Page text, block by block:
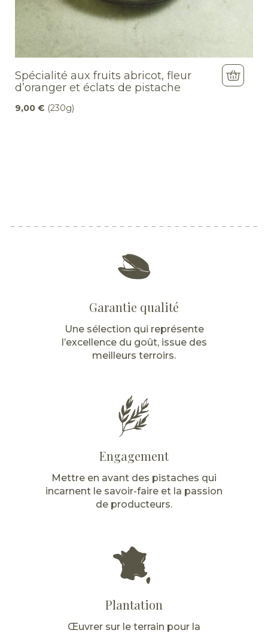
Spécialité aux fruits abricot, fleur
d’oranger et éclats de pistache
9,00 € (230g)
Garantie qualité
Une sélection qui représente
l’excellence du goût, issue des
meilleurs terroirs.
Engagement
Mettre en avant des pistaches qui
incarnent le savoir-faire et la passion
de producteurs.
Plantation
Œuvrer sur le terrain pour la